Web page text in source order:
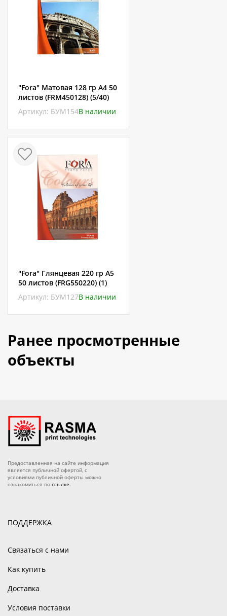
"Fora" Матовая 128 гр А4 50
листов (FRM450128) (5/40)
Артикул: БУМ154В наличии
"Fora" Глянцевая 220 гр А5
50 листов (FRG550220) (1)
Артикул: БУМ127В наличии
Ранее просмотренные
объекты
Предоставленная на сайте информация
является публичной офертой, с
условиями публичной оферты можно
ознакомиться по ссылке.
ПОДДЕРЖКА
Связаться с нами
Как купить
Доставка
Условия поставки